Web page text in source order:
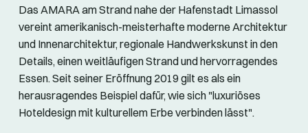
Das AMARA am Strand naheder Hafenstadt Limassol
vereint amerikanisch-meisterhafte moderne Architektur
und Innenarchitektur, regionale Handwerkskunst in den
Details, einen weitläufigen Strand und hervorragendes
Essen. Seit seiner Eröffnung 2019 gilt es als ein
herausragendes Beispiel dafür, wie sich "luxuriöses
Hoteldesign mit kulturellem Erbe verbinden lässt".